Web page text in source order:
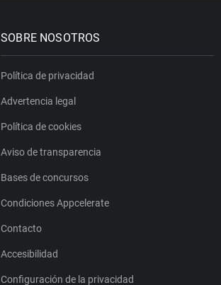
SOBRE NOSOTROS
Política de privacidad
Advertencia legal
Política de cookies
Aviso de transparencia
Bases de concursos
Condiciones Appcelerate
Contacto
Accesibilidad
Configuración de la privacidad